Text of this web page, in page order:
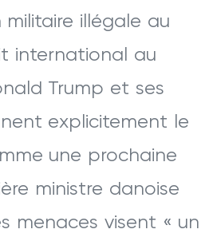
militaire illégale au
international au
Trump et ses
explicitement le
une prochaine
ministre danoise
menaces visent « un